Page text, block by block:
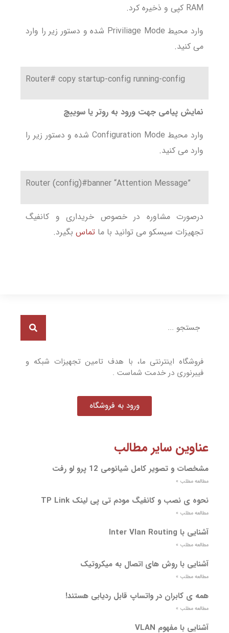
RAM کپی و ذخیره کرد.
وارد محیط Priviliage Mode شده و دستور زیر را وارد
می کنید.
Router# copy startup-config running-config
نمایش پیامی جهت ورود به روتر یا سوییچ
وارد محیط Configuration Mode شده و دستور زیر را
وارد می کنید.
Router (config)#banner “Attention Message”
درصورت مشاوره در خصوص خریداری و کانفیگ
تجهیزات سیسکو می توانید با ما تماس بگیرد.
فروشگاه اینترنتی ما، با هدف تامین تجهیزات شبکه و
فیبرنوری در خدمت شماست .
ورود به فروشگاه
عناوین سایر مطالب
مشخصات و تصویر کامل شیائومی 12 پرو لو رفت
مطالعه مطلب »
نحوه ی نصب و کانفیگ مودم تی پی لینک TP Link
مطالعه مطلب »
آشنایی با Inter Vlan Routing
مطالعه مطلب »
آشنایی با روش های اتصال به میکروتیک
مطالعه مطلب »
همه ی کابران در واتساپ قابل ردیابی هستند!
مطالعه مطلب »
آشنایی با مفهوم VLAN